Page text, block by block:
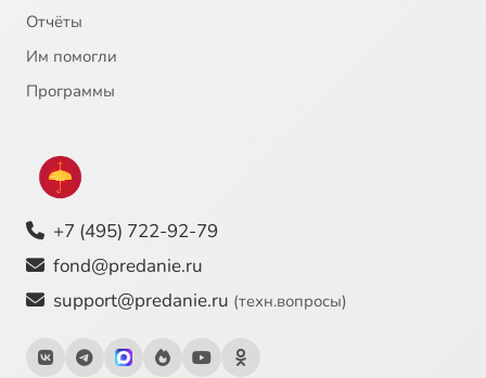
Отчёты
Им помогли
Программы
+7 (495) 722-92-79
fond@predanie.ru
support@predanie.ru (техн.вопросы)